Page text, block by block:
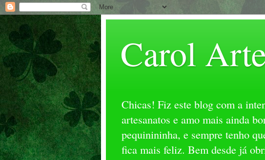
Carol
Chicas! Fiz este blog com a
artesanatos e amo mais ainda
pequinininha, e sempre tenho
fica mais feliz. Bem desde já